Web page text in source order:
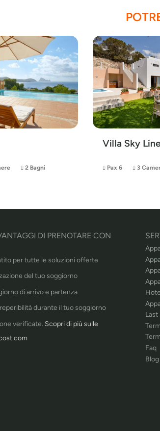
2 Bagni
Villa Sky
Pax 6 3
DI PRENOTARE CON
per tutte le soluzioni offerte
del tuo soggiorno
di arrivo e partenza
durante il tuo soggiorno
verificate. Scopri di più sulle
Faq
Blog